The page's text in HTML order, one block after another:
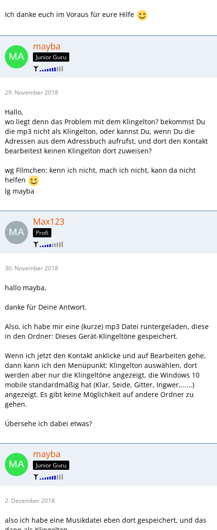
Ich danke euch im Voraus für eure Hilfe
mayba
Junior Guru
29. November 2018
Hallo,
wo liegt denn das Problem mit dem Klingelton? bekommst Du
die mp3 nicht als Klingelton, oder kannst Du, wenn Du die
Adressen aus dem Adressbuch aufrufst, und dort den Kontakt
bearbeitest keinen Klingelton dort zuweisen?
wg Filmchen: kenn ich nicht, mach ich nicht, kann da nicht
helfen
lg mayba
Max123
Profi
30. November 2018
hallo mayba,
danke für Deine Antwort.
Also, ich habe mir eine (kurze) mp3 Datei runtergeladen, diese
in den Ordner: Dieses Gerät-Klingeltöne gespeichert.
Wenn ich jetzt den Kontakt anklicke und auf Bearbeiten gehe,
dann kann ich den Menüpunkt: Klingelton auswählen, dort
werden aber nur die Klingeltöne angezeigt, die Windows 10
mobile standardmäßig hat (Klar, Seide, Gitter, Ingwer,......)
angezeigt. Es gibt keine Möglichkeit auf andere Ordner zu
gehen.
Übersehe ich dabei etwas?
mayba
Junior Guru
2. Dezember 2018
also ich habe eine Musikdatei eben dort gespeichert, und das